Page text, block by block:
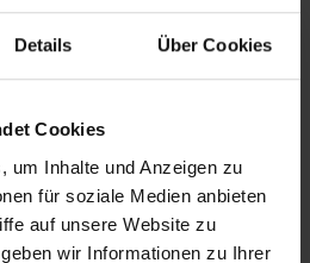
Details Über Cookies
Cookies
um Inhalte und Anzeigen zu
für soziale Medien anbieten
auf unsere Website zu
wir Informationen zu Ihrer